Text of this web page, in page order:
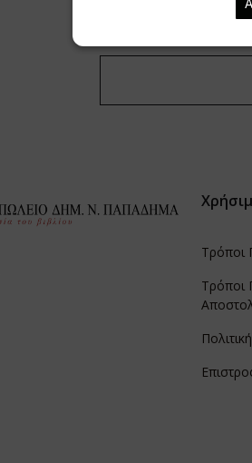
Συμπληρώστε το E-
Τρόποι
Τρόποι